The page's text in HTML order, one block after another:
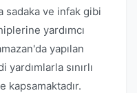
sadaka ve infak gibi
yardımcı
yapılan
sınırlı
kapsamaktadır.